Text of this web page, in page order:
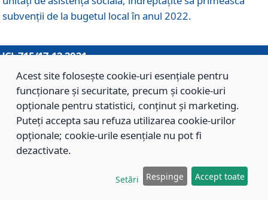
subvenţii de la bugetul local în anul 2022.
715/17.12.2021
Titlu: Aprobarea Planului de acţiuni sau lucrări de interes
local pentru anul 2022.
714/17.12.2021
Titlu: Modificarea Anexei la H.C.L. nr. 709/2020 privind
aprobarea Regulamentului de Organizare şi Funcţionare
Direcţiei de Asistenţă Socială Braşov.
Acest site folosește cookie-uri esențiale pentru
funcționare și securitate, precum și cookie-uri
opționale pentru statistici, conținut și marketing.
Puteți accepta sau refuza utilizarea cookie-urilor
opționale; cookie-urile esențiale nu pot fi
dezactivate.
Setări Respinge Accept toate